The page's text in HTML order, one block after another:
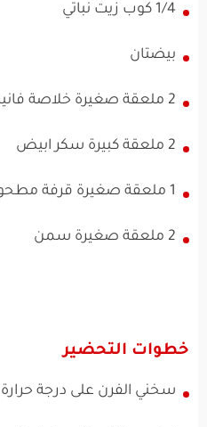
1/4 كوب زيت نباتي
بيضتان
2 ملعقة صغيرة خلاصة فانيليا
2 ملعقة كبيرة سكر ابيض
1 ملعقة صغيرة قرفة مطحونة
2 ملعقة صغيرة سمن
خطوات التحضير
سخني الفرن على درجة حرارة 180 درجة مئوية.